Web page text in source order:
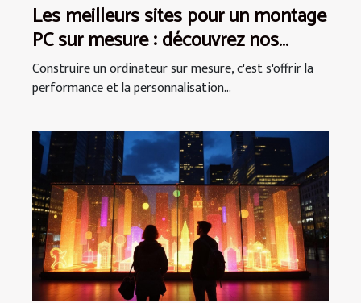
Les meilleurs sites pour un montage
PC sur mesure : découvrez nos
recommandations
Construire un ordinateur sur mesure, c'est s'offrir la
performance et la personnalisation...